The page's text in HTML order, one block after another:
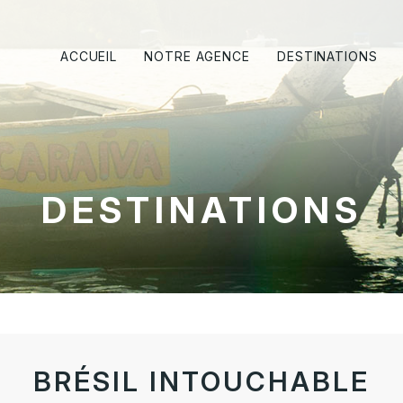
ACCUEIL NOTRE AGENCE DESTINATIONS
DESTINATIONS
BRÉSIL INTOUCHABLE